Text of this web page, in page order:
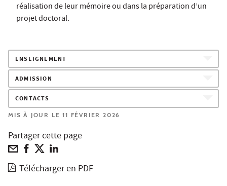
réalisation de leur mémoire ou dans la préparation d’un
projet doctoral.
ENSEIGNEMENT
ADMISSION
CONTACTS
MIS À JOUR LE 11 FÉVRIER 2026
Partager cette page
Télécharger en PDF